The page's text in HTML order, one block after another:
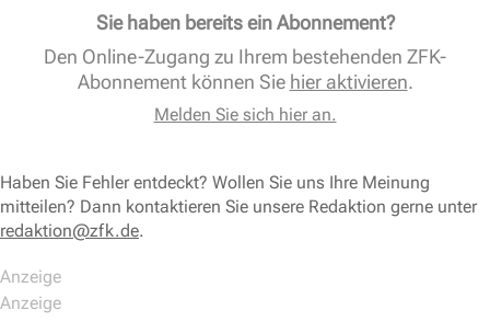
Sie haben bereits ein Abonnement?
Den Online-Zugang zu Ihrem bestehenden ZFK-
Abonnement können Sie hier aktivieren.
Melden Sie sich hier an.
Haben Sie Fehler entdeckt? Wollen Sie uns Ihre Meinung
mitteilen? Dann kontaktieren Sie unsere Redaktion gerne unter
redaktion@zfk.de.